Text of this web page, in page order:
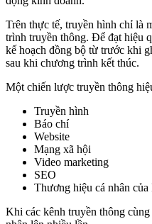
Trên thực tế, truyền hình chỉ là
trình truyền thông. Để đạt hiệu
kế hoạch đồng bộ từ trước khi
sau khi chương trình kết thúc.
Một chiến lược truyền thông
Truyền hình
Báo chí
Website
Mạng xã hội
Video marketing
SEO
Thương hiệu cá nhân của
Khi các kênh truyền thông